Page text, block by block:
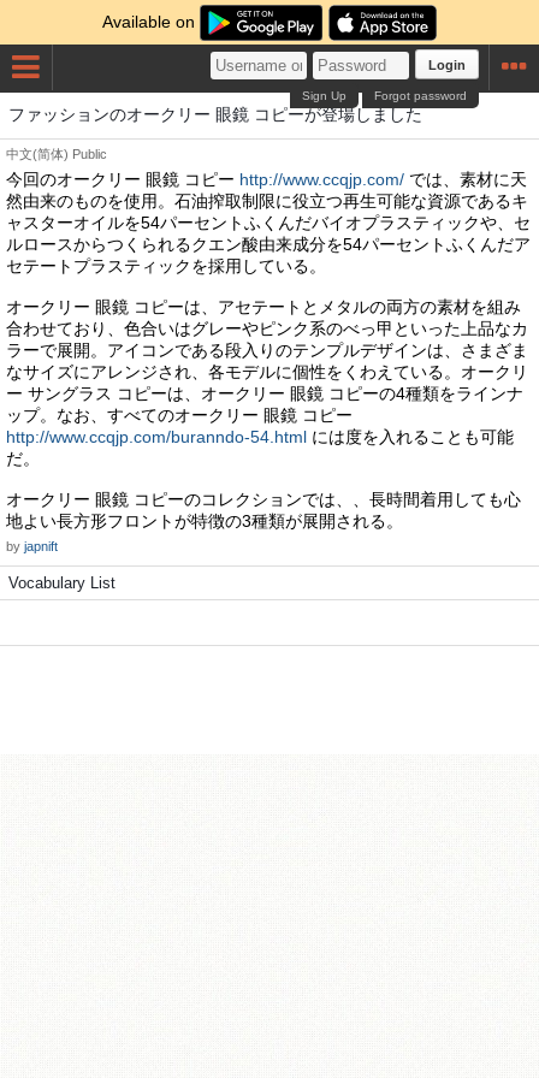
Available on
Login
Forgot password
Sign Up
ファッションのオークリー 眼鏡 コピーが登場しました
中文(简体) Public
今回のオークリー 眼鏡 コピー http://www.ccqjp.com/ では、素材に天
然由来のものを使用。石油搾取制限に役立つ再生可能な資源であるキ
ャスターオイルを54パーセントふくんだバイオプラスティックや、セ
ルロースからつくられるクエン酸由来成分を54パーセントふくんだア
セテートプラスティックを採用している。
オークリー 眼鏡 コピーは、アセテートとメタルの両方の素材を組み
合わせており、色合いはグレーやピンク系のべっ甲といった上品なカ
ラーで展開。アイコンである段入りのテンプルデザインは、さまざま
なサイズにアレンジされ、各モデルに個性をくわえている。オークリ
ー サングラス コピーは、オークリー 眼鏡 コピーの4種類をラインナ
ップ。なお、すべてのオークリー 眼鏡 コピー
http://www.ccqjp.com/buranndo-54.html には度を入れることも可能
だ。
オークリー 眼鏡 コピーのコレクションでは、、長時間着用しても心
地よい長方形フロントが特徴の3種類が展開される。
by japnift
Vocabulary List